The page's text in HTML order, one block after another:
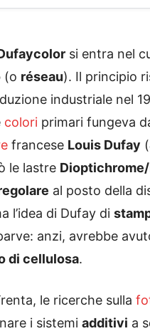
si entra nel
(o réseau). Il principio
industriale nel
colori primari fungeva
francese Louis Dufay (
le lastre
al posto della
l’idea di Dufay di
anzi, avrebbe
di cellulosa.
le ricerche sulla
i sistemi additivi a